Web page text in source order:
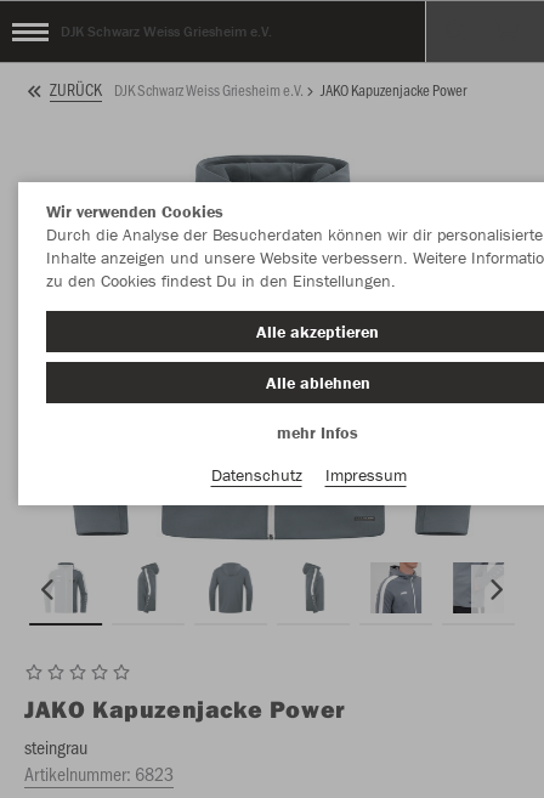
DJK Schwarz Weiss Griesheim e.V.
ZURÜCK DJK Schwarz Weiss Griesheim e.V. JAKO Kapuzenjacke Power
JAKO Kapuzenjacke Power
steingrau
Artikelnummer: 6823
Wir verwenden Cookies
Durch die Analyse der Besucherdaten können wir dir personalisierte
Inhalte anzeigen und unsere Website verbessern. Weitere
zu den Cookies findest Du in den Einstellungen.
Alle akzeptieren
Alle ablehnen
mehr Infos
Datenschutz
Impressum